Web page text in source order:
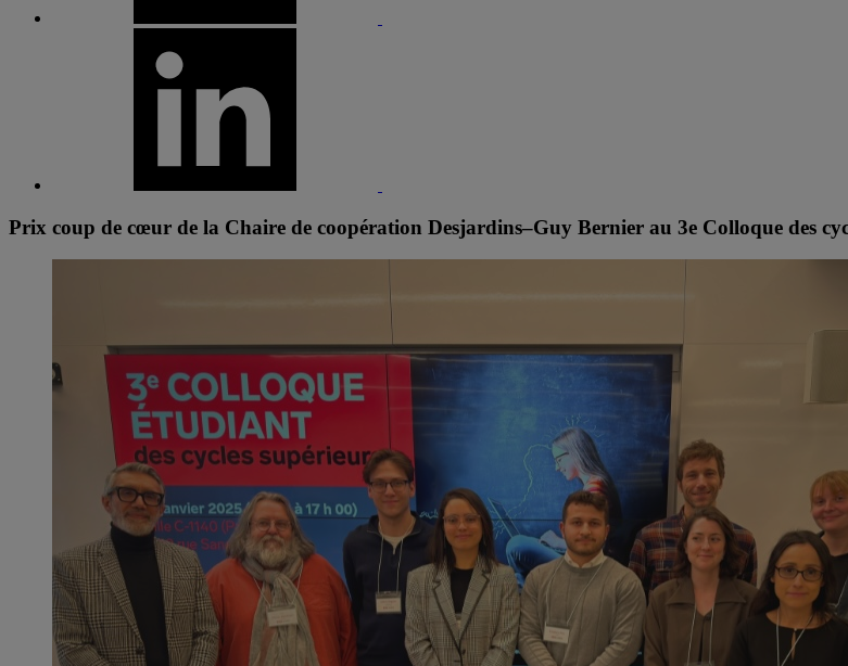
Prix coup de cœur de la Chaire de coopération Desjardins–Guy Bernier au 3e Colloque des